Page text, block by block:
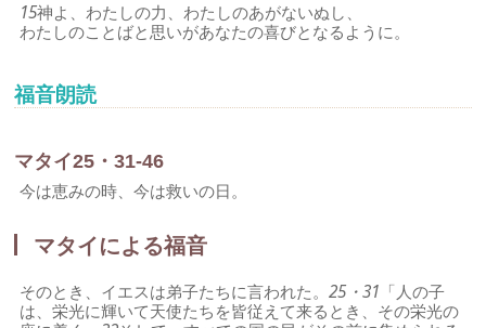
15神よ、わたしの力、わたしのあがないぬし、
わたしのことばと思いがあなたの喜びとなるように。
福音朗読
マタイ25・31-46
今は恵みの時、今は救いの日。
マタイによる福音
そのとき、イエスは弟子たちに言われた。25・31 「人の子
は、栄光に輝いて天使たちを皆従えて来るとき、その栄光の